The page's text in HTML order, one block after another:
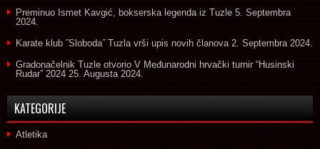
Preminuo Ismet Kavgić, bokserska legenda iz Tuzle 5. Septembra
2024.
Karate klub ˝Sloboda˝ Tuzla vrši upis novih članova 2. Septembra 2024.
Gradonačelnik Tuzle otvorio V Međunarodni hrvački turnir “Husinski
Rudar” 2024 25. Augusta 2024.
KATEGORIJE
Atletika